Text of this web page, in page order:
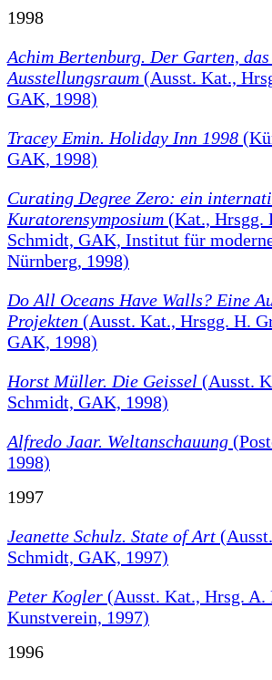
1998
Achim Bertenburg. Der Garten,
Ausstellungsraum (Ausst. Kat.,
GAK, 1998)
Tracey Emin. Holiday Inn 1998
GAK, 1998)
Curating Degree Zero: ein
Kuratorensymposium (Kat., Hrsgg.
Schmidt, GAK, Institut für
Nürnberg, 1998)
Do All Oceans Have Walls? Eine
Projekten (Ausst. Kat., Hrsgg. H.
GAK, 1998)
Horst Müller. Die Geissel (Ausst.
Schmidt, GAK, 1998)
Alfredo Jaar. Weltanschauung
1998)
1997
Jeanette Schulz. State of Art
Schmidt, GAK, 1997)
Peter Kogler (Ausst. Kat., Hrsg. A.
Kunstverein, 1997)
1996